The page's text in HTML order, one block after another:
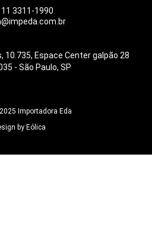
3311-1990
10.735, Espace Center galpão 28
- São Paulo, SP
Importadora Eda
by Eólica